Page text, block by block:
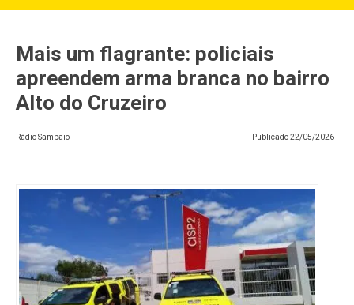
Mais um flagrante: policiais
apreendem arma branca no bairro
Alto do Cruzeiro
Rádio Sampaio Publicado22/05/2026